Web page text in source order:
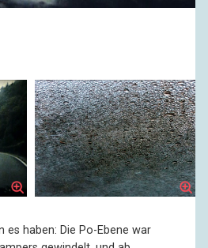
es haben: Die Po-Ebene war